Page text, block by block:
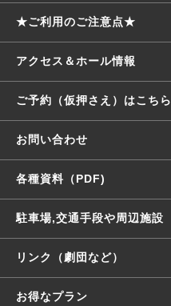
★ご利用のご注意点★
アクセス＆ホール情報
ご予約（仮押さえ）はこちら
お問い合わせ
各種資料（PDF)
駐車場,交通手段や周辺施設
リンク（劇団など）
お得なプラン